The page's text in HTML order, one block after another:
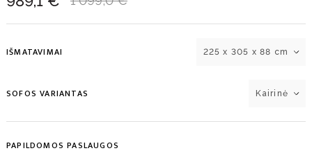
IŠMATAVIMAI 225 x 305 x 88 cm
SOFOS VARIANTAS Kairinė
PAPILDOMOS PASLAUGOS